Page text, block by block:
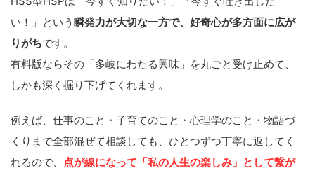
い！」という 瞬発力が大切な一方で、好奇心が多方面に広が
りがちです。
有料版ならその「多岐にわたる興味」を丸ごと受け止めて、
しかも深く掘り下げてくれます。
例えば、仕事のこと・子育てのこと・心理学のこと・物語づ
くりまで全部混ぜて相談しても、ひとつずつ丁寧に返してく
れるので、
点が線になって「私の人生の楽しみ」として繋が